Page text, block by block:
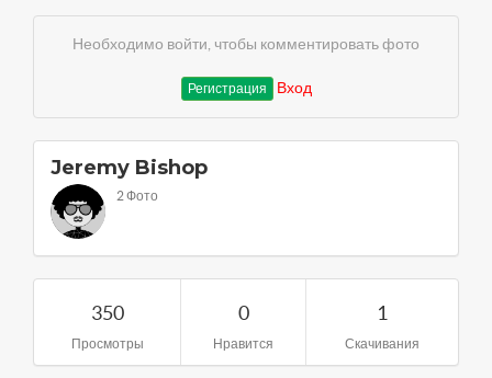
Необходимо войти, чтобы комментировать фото
Регистрация Вход
Jeremy Bishop
2 Фото
350
Просмотры
0
Нравится
1
Скачивания